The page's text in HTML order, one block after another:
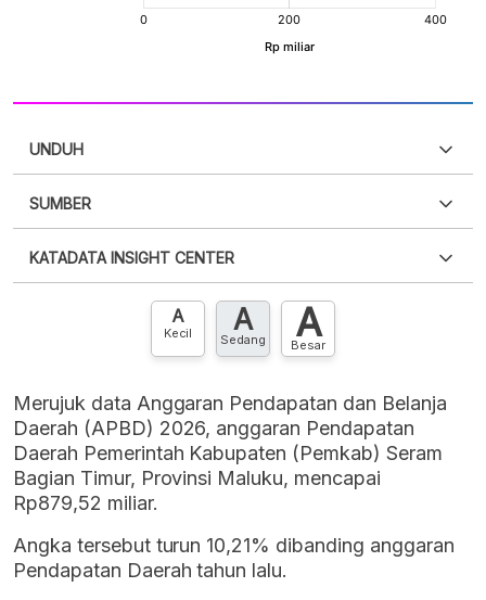
UNDUH
XLS
SUMBER
punya akun?Silakan Daftar sekarang
KATADATA INSIGHT CENTER
Hubungi sekarang »
A
Kecil A
Sedang A
Besar
Merujuk data Anggaran Pendapatan dan Belanja
Daerah (APBD) 2026, anggaran Pendapatan
Daerah Pemerintah Kabupaten (Pemkab) Seram
Bagian Timur, Provinsi Maluku, mencapai
Rp879,52 miliar.
Angka tersebut turun 10,21% dibanding anggaran
Pendapatan Daerah tahun lalu.